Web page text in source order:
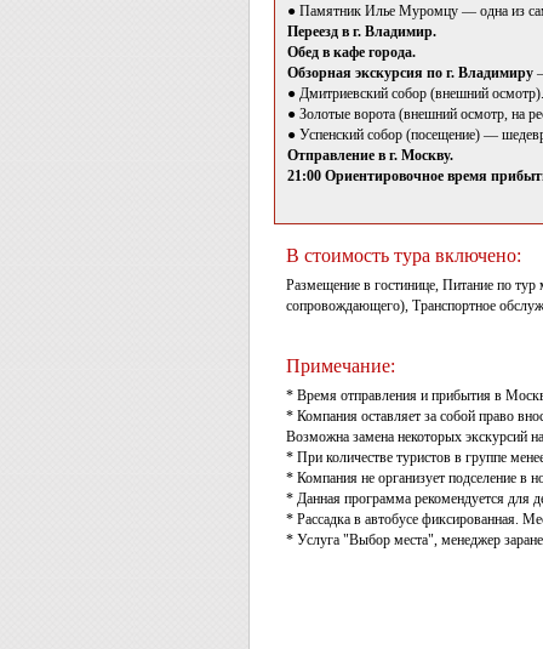
● Памятник Илье Муромцу — одна из
Переезд в г. Владимир.
Обед в кафе города.
Обзорная экскурсия по г. Владимиру
● Дмитриевский собор (внешний осмотр).
● Золотые ворота (внешний осмотр, на
● Успенский собор (посещение) —
Отправление в г. Москву.
21:00 Ориентировочное время
В стоимость тура включено:
Размещение в гостинице, Питание по
сопровождающего), Транспортное
Примечание:
* Время отправления и прибытия в
* Компания оставляет за собой право
Возможна замена некоторых экскурсий
* При количестве туристов в группе
* Компания не организует подселение в
* Данная программа рекомендуется для
* Рассадка в автобусе фиксированная.
* Услуга "Выбор места", менеджер